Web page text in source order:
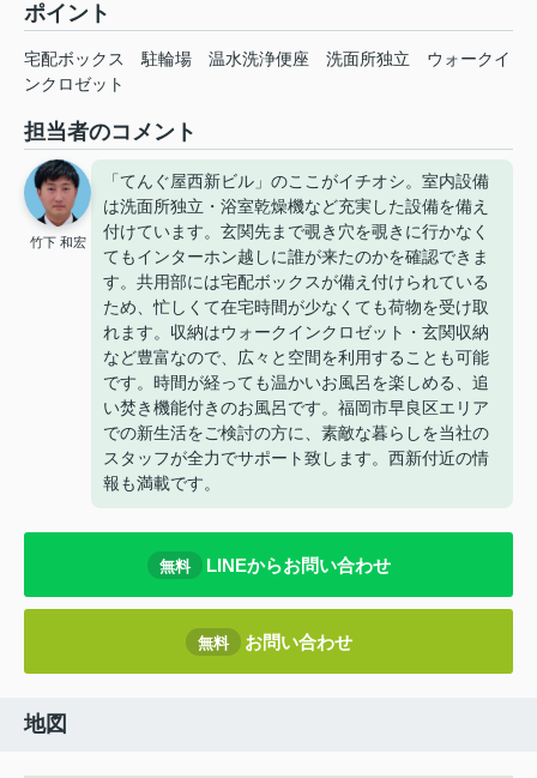
ポイント
宅配ボックス 駐輪場 温水洗浄便座 洗面所独立
ウォークイ
ンクロゼット
担当者のコメント
竹下 和宏
「てんぐ屋西新ビル」のここがイチオシ。室内設備
は洗面所独立・浴室乾燥機など充実した設備を備え
付けています。玄関先まで覗き穴を覗きに行かなく
てもインターホン越しに誰が来たのかを確認できま
す。共用部には宅配ボックスが備え付けられている
ため、忙しくて在宅時間が少なくても荷物を受け取
れます。収納はウォークインクロゼット・玄関収納
など豊富なので、広々と空間を利用することも可能
です。時間が経っても温かいお風呂を楽しめる、追
い焚き機能付きのお風呂です。福岡市早良区エリア
での新生活をご検討の方に、素敵な暮らしを当社の
スタッフが全力でサポート致します。西新付近の情
報も満載です。
無料 LINEからお問い合わせ
無料 お問い合わせ
地図